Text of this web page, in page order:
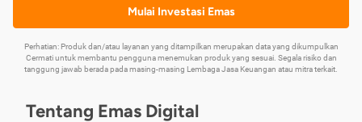
Mulai Investasi Emas
Perhatian: Produk dan/atau layanan yang ditampilkan merupakan data yang dikumpulkan
Cermati untuk membantu pengguna menemukan produk yang sesuai. Segala risiko dan
tanggung jawab berada pada masing-masing Lembaga Jasa Keuangan atau mitra terkait.
Tentang Emas Digital